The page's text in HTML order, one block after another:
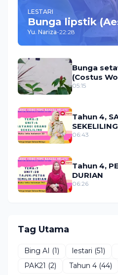
LESTARI
Bunga lipstik
Yu. Nariza-22:28
Bunga
(Costus
05:15
Tahun 4,
SEKELILING
06:43
Tahun 4,
DURIAN
06:26
Tag Utama
Bing AI (1) lestari (51)
PAK21 (2) Tahun 4 (44)